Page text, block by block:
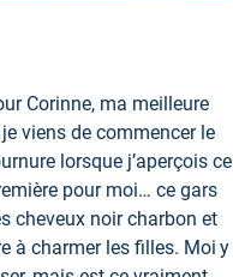
Corinne, ma meilleure
viens de commencer le
lorsque j’aperçois ce
pour moi… ce gars
cheveux noir charbon et
à charmer les filles. Moi y